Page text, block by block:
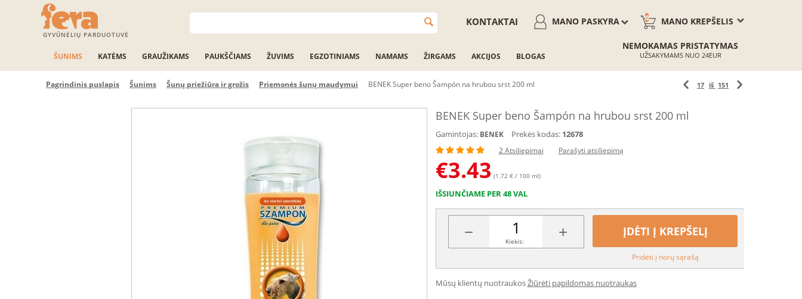
GYVŪNĖLIŲ PARDUOTUVĖ
MANO KREPŠELIS
0
MANO PASKYRA
KONTAKTAI
ŠUNIMS KATĖMS GRAUŽIKAMS PAUKŠČIAMS ŽUVIMS EGZOTINIAMS NAMAMS ŽIRGAMS AKCIJOS BLOGAS
NEMOKAMAS PRISTATYMAS
UŽSAKYMAMS NUO 24EUR
Pagrindinis puslapis Šunims Šunų priežiūra ir grožis Priemonės šunų maudymui BENEK Super beno Šampón na hrubou srst 200 ml 17 iš 151
BENEK Super beno Šampón na hrubou srst 200 ml
Gamintojas: BENEK Prekės kodas: 12678
2 Atsiliepimai Parašyti atsiliepimą
€3.43 (1.72 € / 100 ml)
IŠSIUNČIAME PER 48 VAL
− +
Kiekis:
ĮDĖTI Į KREPŠELĮ
Pridėti į norų sąrašą
Mūsų klientų nuotraukosŽiūrėti papildomas nuotraukas